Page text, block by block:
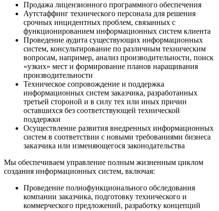
Продажа лицензионного программного обеспечения
Аутстаффинг технического персонала для решения
срочных инцидентных проблем, связанных с
функционированием информационных систем клиента
Проведение аудита существующих информационных
систем, консультирование по различным техническим
вопросам, например, анализ производительности, поиск
«узких» мест и формирование планов наращивания
производительности
Техническое сопровождение и поддержка
информационных систем заказчика, разработанных
третьей стороной и в силу тех или иных причин
оставшихся без соответствующей технической
поддержки
Осуществление развития внедренных информационных
систем в соответствии с новыми требованиями бизнеса
заказчика или изменяющегося законодательства
Мы обеспечиваем управление полным жизненным циклом
создания информационных систем, включая:
Проведение полнофункционального обследования
компании заказчика, подготовку технического и
коммерческого предложений, разработку концепций